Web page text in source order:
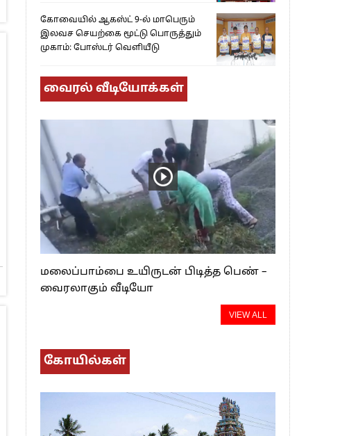
கோவையில் ஆகஸ்ட் 9-ல் மாபெரும்
இலவச செயற்கை மூட்டு பொருத்தும்
முகாம்: போஸ்டர் வெளியீடு
வைரல் வீடியோக்கள்
மலைப்பாம்பை உயிருடன் பிடித்த பெண் –
வைரலாகும் வீடியோ
VIEW ALL
கோயில்கள்